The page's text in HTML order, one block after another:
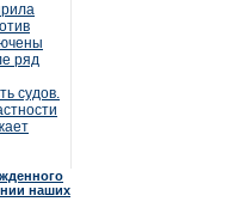
ряд
судов.
наших